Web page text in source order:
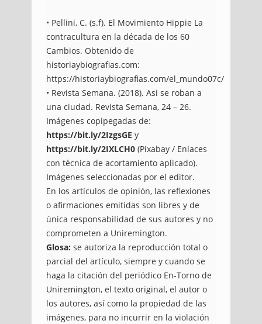
• Pellini, C. (s.f). El Movimiento Hippie La
contracultura en la década de los 60
Cambios. Obtenido de
historiaybiografias.com:
https://historiaybiografias.com/el_mundo07c/
• Revista Semana. (2018). Asi se roban a
una ciudad. Revista Semana, 24 – 26.
Imágenes copipegadas de:
https://bit.ly/2IzgsGE y
https://bit.ly/2IXLCH0 (Pixabay / Enlaces
con técnica de acortamiento aplicado).
Imágenes seleccionadas por el editor.
En los artículos de opinión, las reflexiones
o afirmaciones emitidas son libres y de
única responsabilidad de sus autores y no
comprometen a Uniremington.
Glosa: se autoriza la reproducción total o
parcial del artículo, siempre y cuando se
haga la citación del periódico En-Torno de
Uniremington, el texto original, el autor o
los autores, así como la propiedad de las
imágenes, para no incurrir en la violación